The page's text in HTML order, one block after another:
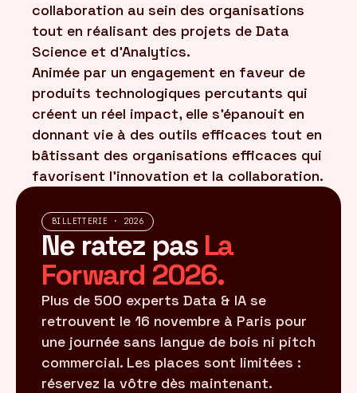
collaboration au sein des organisations
tout en réalisant des projets de Data
Science et d'Analytics.
Animée par un engagement en faveur de
produits technologiques percutants qui
créent un réel impact, elle s'épanouit en
donnant vie à des outils efficaces tout en
bâtissant des organisations efficaces qui
favorisent l'innovation et la collaboration.
BILLETTERIE · 2026
Ne ratez pas La
Forward 2026.
Plus de 500 experts Data & IA se
retrouvent le 16 novembre à Paris pour
une journée sans langue de bois ni pitch
commercial. Les places sont limitées :
réservez la vôtre dès maintenant.